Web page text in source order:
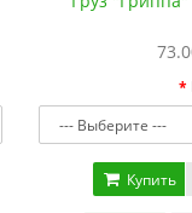
Купить